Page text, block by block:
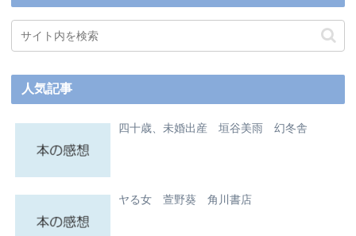
人気記事
四十歳、未婚出産 垣谷美雨 幻冬舎
ヤる女 萱野葵 角川書店